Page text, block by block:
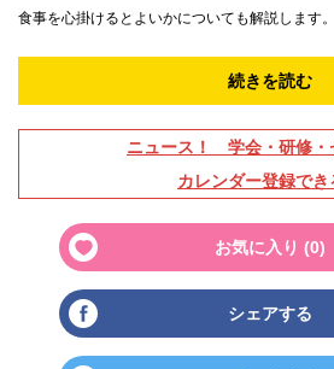
食事を心掛けるとよいかについても解説します。
続きを読む
ニュース！ 学会・研修・
カレンダー登録でき
お気に入り (0)
シェアする